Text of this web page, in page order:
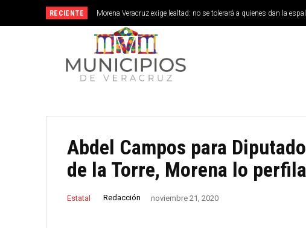
RECIENTE Morena Veracruz exige lealtad: no se tolerará a quienes dan la
Abdel Campos para
de la Torre, Morena lo perfila
Estatal Redacción noviembre 21, 2020